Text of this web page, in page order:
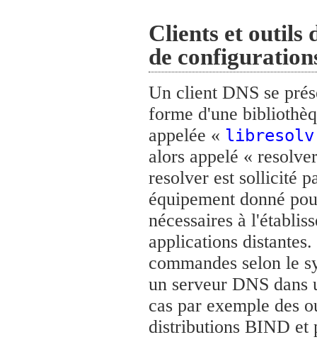
Clients et outils
de
Un client DNS se
forme d'une
appelée « libresolv
alors appelé «
resolver est sollicité
équipement donné
nécessaires à
applications
commandes selon le
un serveur DNS dans
cas par exemple des
distributions BIND et